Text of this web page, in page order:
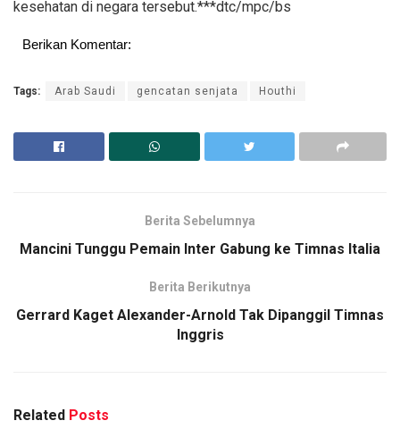
kesehatan di negara tersebut.***dtc/mpc/bs
Berikan Komentar:
Tags: Arab Saudi gencatan senjata Houthi
Berita Sebelumnya
Mancini Tunggu Pemain Inter Gabung ke Timnas Italia
Berita Berikutnya
Gerrard Kaget Alexander-Arnold Tak Dipanggil Timnas
Inggris
Related Posts